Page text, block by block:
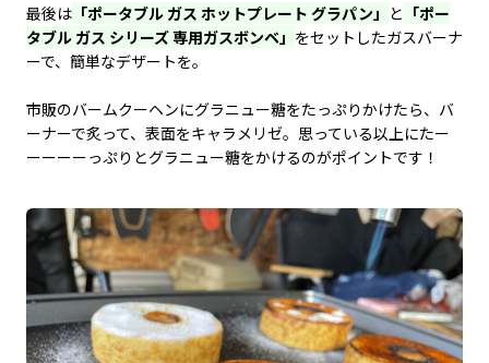
最後は「ポータブル ガス ホットプレート グラパン」 と 「ポー
タブル ガス シリーズ 専用ガスボンベ」 をセットしたガスバーナ
ーで、簡単なデザートを。
市販のバームクーヘンにグラニュー糖をたっぷりかけたら、バ
ーナーで炙って、表面をキャラメリゼ。思っている以上にたー
ーーーーっぷりとグラニュー糖をかけるのがポイントです！